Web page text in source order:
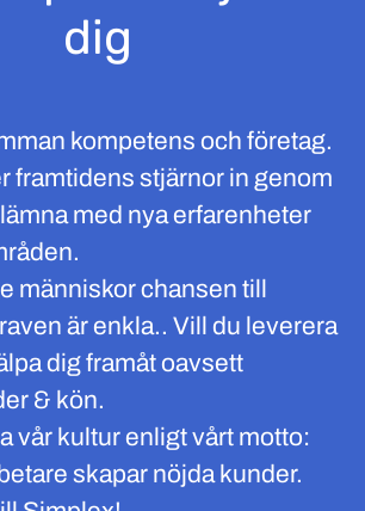
dig
kompetens och företag.
framtidens stjärnor in genom
med nya erfarenheter
människor chansen till
är enkla.. Vill du leverera
dig framåt oavsett
& kön.
vår kultur enligt vårt motto:
skapar nöjda kunder.